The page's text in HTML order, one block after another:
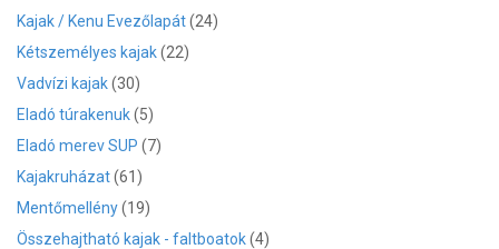
Kajak / Kenu Evezőlapát(24)
Kétszemélyes kajak(22)
Vadvízi kajak(30)
Eladó túrakenuk(5)
Eladó merev SUP (7)
Kajakruházat(61)
Mentőmellény(19)
Összehajtható kajak - faltboatok(4)